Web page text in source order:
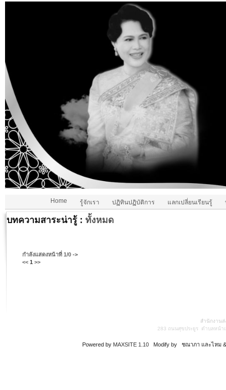
Home รู้จักเรา ปฏิทินปฏิบัติการ แลกเปลี่ยนเรียนรู้
บทความสาระน่ารู้ : ทั้งหมด
กำลังแสดงหน้าที่ 1/0 ->
<< 1 >>
สำนักงานส่
283 ถนนศุขประยูร ตำบลหน้า
Powered by MAXSITE 1.10 Modify by ชณาภา และไหม